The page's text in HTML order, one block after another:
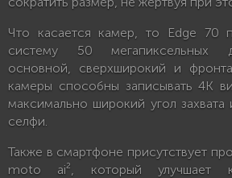
Что касается камер, то Edge 70
систему 50 мегапиксельных
основной, сверхширокий и
камеры способны записывать 4K
максимально широкий угол
селфи.
Также в смартфоне присутствует
moto ai², который улучшает